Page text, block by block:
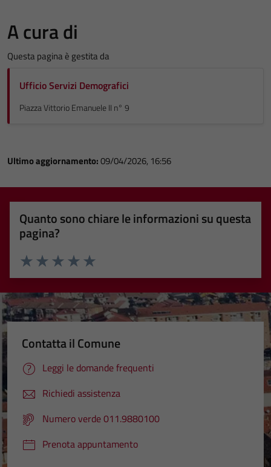
A cura di
Questa pagina è gestita da
Ufficio Servizi Demografici
Piazza Vittorio Emanuele II n° 9
Ultimo aggiornamento:09/04/2026, 16:56
Quanto sono chiare le informazioni su questa
pagina?
Valuta 5 stelle su 5
Valuta 4 stelle su 5
Valuta 3 stelle su 5
Valuta 2 stelle su 5
Valuta 1 stelle su 5
Contatta il Comune
Leggi le domande frequenti
Richiedi assistenza
Numero verde 011.9880100
Prenota appuntamento